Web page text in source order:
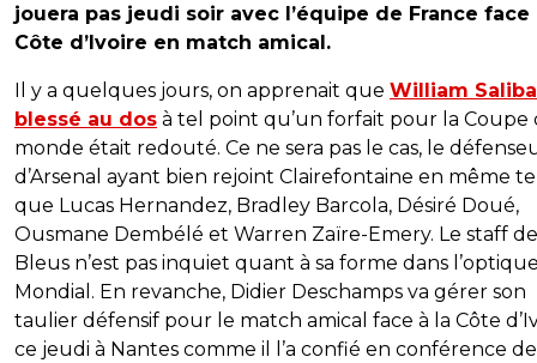
jouera pas jeudi soir avec l’équipe de France face
Côte d’Ivoire en match amical.
Il y a quelques jours, on apprenait que William
blessé au dos à tel point qu’un forfait pour la Coupe
monde était redouté. Ce ne sera pas le cas, le
d’Arsenal ayant bien rejoint Clairefontaine en même
que Lucas Hernandez, Bradley Barcola, Désiré Doué,
Ousmane Dembélé et Warren Zaïre-Emery. Le staff
Bleus n’est pas inquiet quant à sa forme dans
Mondial. En revanche, Didier Deschamps va gérer son
taulier défensif pour le match amical face à la Côte
ce jeudi à Nantes comme il l’a confié en conférence de